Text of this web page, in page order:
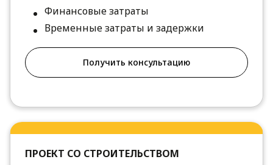
Финансовые затраты
Временные затраты и задержки
Получить консультацию
ПРОЕКТ СО СТРОИТЕЛЬСТВОМ